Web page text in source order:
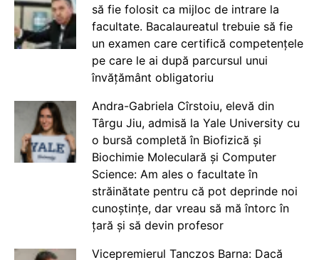
să fie folosit ca mijloc de intrare la
facultate. Bacalaureatul trebuie să fie
un examen care certifică competențele
pe care le ai după parcursul unui
învățământ obligatoriu
Andra-Gabriela Cîrstoiu, elevă din
Târgu Jiu, admisă la Yale University cu
o bursă completă în Biofizică și
Biochimie Moleculară și Computer
Science: Am ales o facultate în
străinătate pentru că pot deprinde noi
cunoștințe, dar vreau să mă întorc în
țară și să devin profesor
Vicepremierul Tanczos Barna: Dacă